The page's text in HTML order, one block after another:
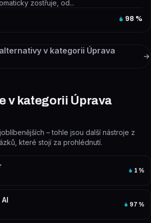
zostřuje, od...
98 %
v kategorii Úprava
v kategorii Úprava
– tohle jsou další nástroje z
které stojí za prohlédnutí.
1 %
97 %